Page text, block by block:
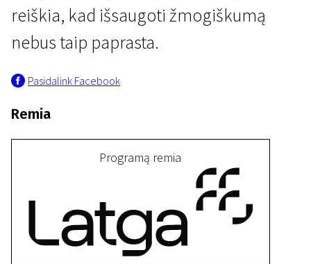
Naiku
20 min. | Drama | N-13
reiškia, kad išsaugoti žmogiškumą
nebus taip paprasta.
Pasidalink Facebook
Remia
Programą remia